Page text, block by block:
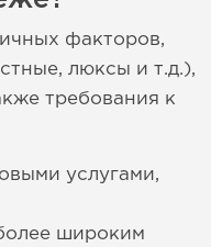
факторов,
люксы и т.д.),
требования к
услугами,
широким